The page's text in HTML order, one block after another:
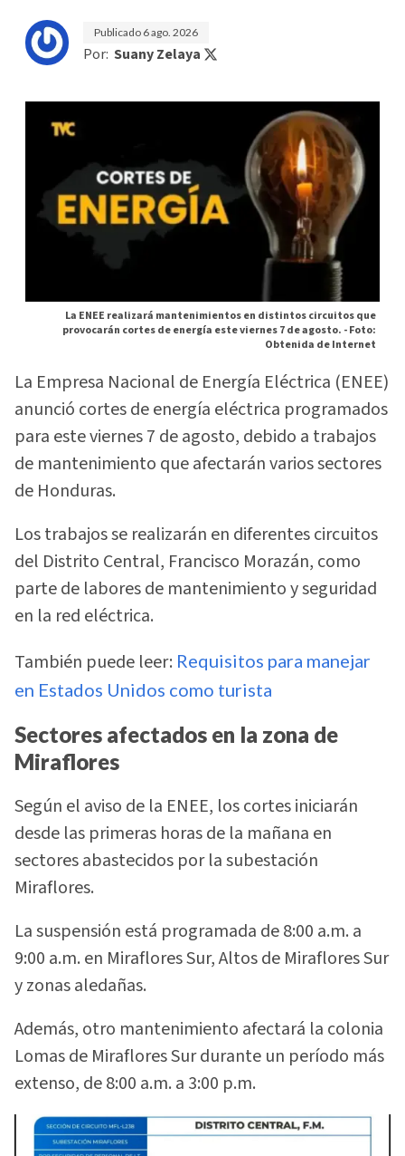
Publicado 6 ago. 2026
Por: Suany Zelaya
La ENEE realizará mantenimientos en distintos circuitos que
provocarán cortes de energía este viernes 7 de agosto. -Foto:
Obtenida de Internet
La Empresa Nacional de Energía Eléctrica (ENEE)
anunció cortes de energía eléctrica programados
para este viernes 7 de agosto, debido a trabajos
de mantenimiento que afectarán varios sectores
de Honduras.
Los trabajos se realizarán en diferentes circuitos
del Distrito Central, Francisco Morazán, como
parte de labores de mantenimiento y seguridad
en la red eléctrica.
También puede leer: Requisitos para manejar
en Estados Unidos como turista
Sectores afectados en la zona de
Miraflores
Según el aviso de la ENEE, los cortes iniciarán
desde las primeras horas de la mañana en
sectores abastecidos por la subestación
Miraflores.
La suspensión está programada de 8:00 a.m. a
9:00 a.m. en Miraflores Sur, Altos de Miraflores Sur
y zonas aledañas.
Además, otro mantenimiento afectará la colonia
Lomas de Miraflores Sur durante un período más
extenso, de 8:00 a.m. a 3:00 p.m.